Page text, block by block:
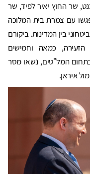
שר החוץ יאיר לפיד, שר
עם צמרת בית המלוכה
בין המדינות. ביקורם
כמאה וחמישים
המל"טים, נשאו מסר
איראן.